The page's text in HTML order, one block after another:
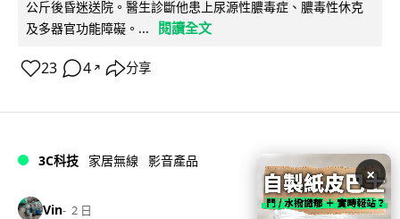
公斤後昏迷送院。醫生診斷他患上尿源性膿毒症、膿毒性休克
及多器官功能障礙。...
閱讀全文
23 4 ↗ 分享
3C科技 家居無線 影音產品
Vin 2 日
×